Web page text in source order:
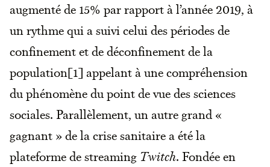
augmenté de 15% par rapport à l’année 2019, à
un rythme qui a suivi celui des périodes de
confinement et de déconfinement de la
population[1] appelant à une compréhension
du phénomène du point de vue des sciences
sociales. Parallèlement, un autre grand «
gagnant » de la crise sanitaire a été la
plateforme de streaming Twitch. Fondée en